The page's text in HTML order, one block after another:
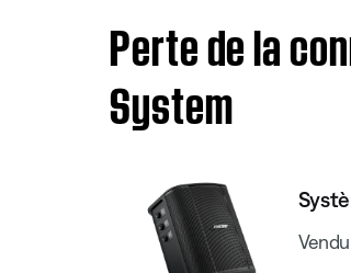
Perte de la
System